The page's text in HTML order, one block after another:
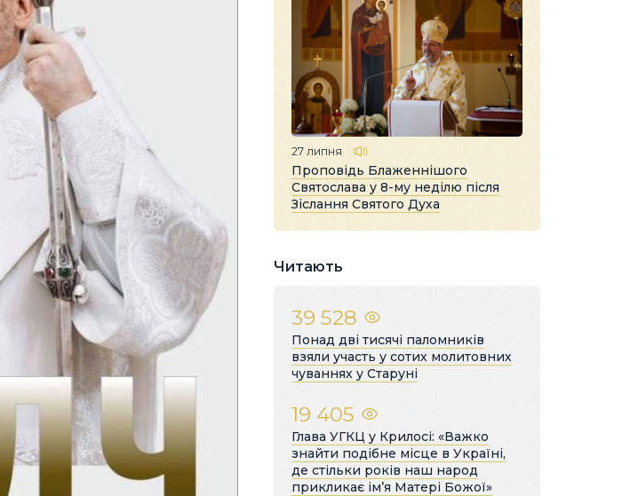
27 липня
Проповідь Блаженнішого
Святослава у 8-му неділю після
Зіслання Святого Духа
Читають
39 528
Понад дві тисячі паломників
взяли участь у сотих молитовних
чуваннях у Старуні
19 405
Глава УГКЦ у Крилосі: «Важко
знайти подібне місце в Україні,
де стільки років наш народ
прикликає ім’я Матері Божої»